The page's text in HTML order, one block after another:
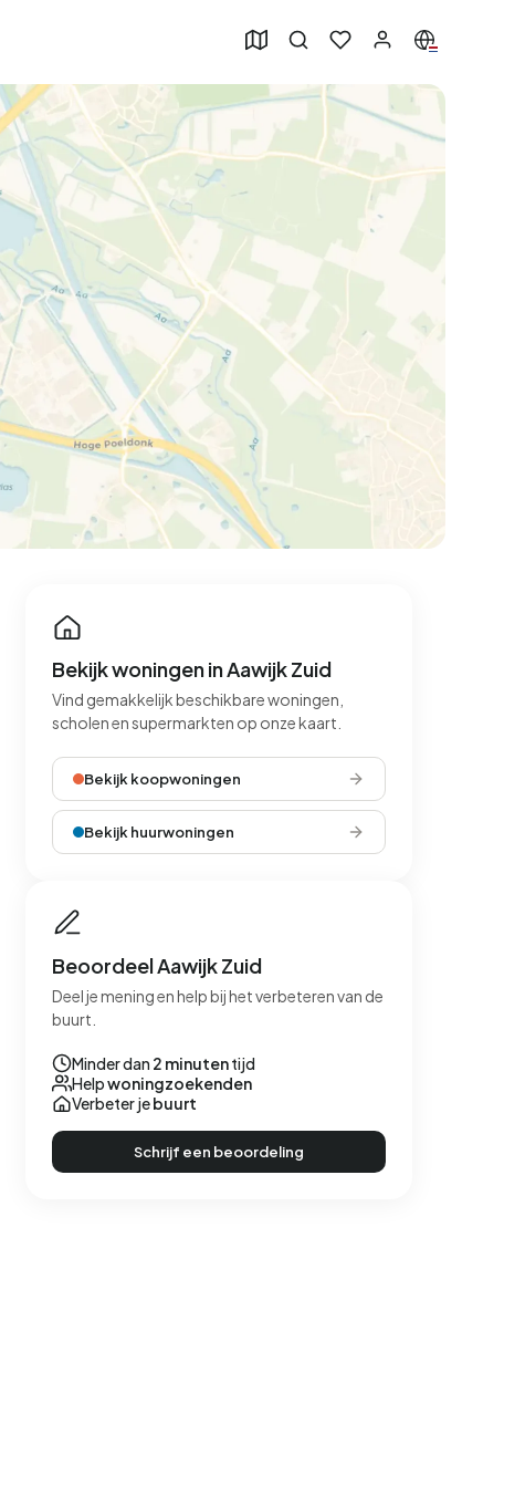
Bekijk woningen in Aawijk Zuid
Vind gemakkelijk beschikbare woningen,
scholen en supermarkten op onze kaart.
Bekijk koopwoningen
Bekijk huurwoningen
Beoordeel Aawijk Zuid
Deel je mening en help bij het verbeteren van de
buurt.
Minder dan 2 minutentijd
Helpwoningzoekenden
Verbeter jebuurt
Schrijf een beoordeling